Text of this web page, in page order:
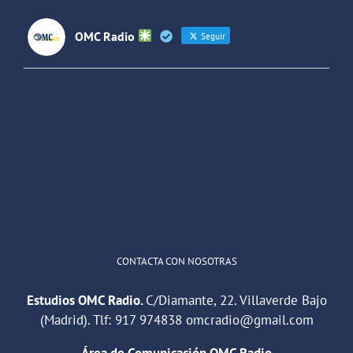
OMC Radio Seguir
CONTACTA CON NOSOTRAS
Estudios OMC Radio.C/Diamante, 22. Villaverde Bajo
(Madrid). Tlf: 917 974838 omcradio@gmail.com